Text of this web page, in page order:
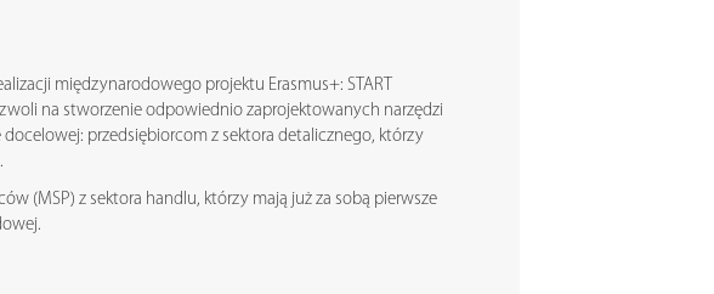
międzynarodowego projektu Erasmus+: START
na stworzenie odpowiednio zaprojektowanych narzędzi
przedsiębiorcom z sektora detalicznego, którzy
(MSP) z sektora handlu, którzy mają już za sobą pierwsze